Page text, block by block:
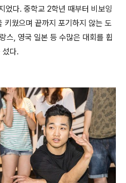
다. 중학교 2학년 때부터 비보잉
키웠으며 끝까지 포기하지 않는 도
스, 영국 일본 등 수많은 대회를 휩
섰다.